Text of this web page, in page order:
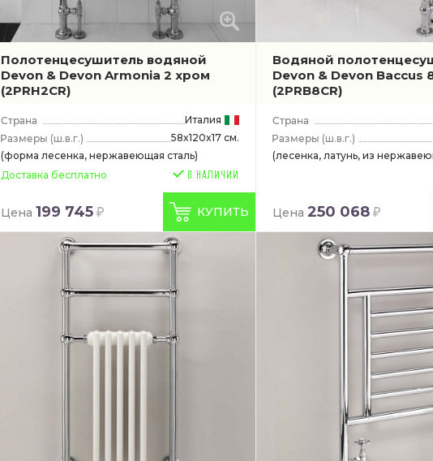
Полотенцесушитель водяной
Devon & Devon Armonia 2 хром
(2PRH2CR)
Италия
(ш.в.г.)
58x120x17 см.
(форма лесенка, нержавеющая сталь)
Доставка бесплатно
Цена 199 745 КУПИТЬ
Водяной
Devon & Devon Baccus
(2PRB8CR)
(ш.в.г.)
(лесенка, латунь, из
Цена 250 068